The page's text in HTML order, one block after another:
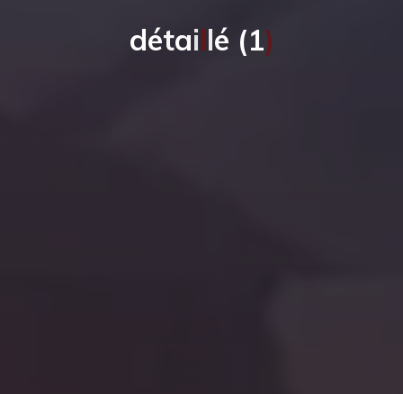
détaillé (1)